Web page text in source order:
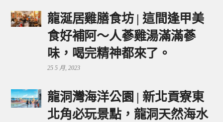
龍涎居雞膳食坊 | 這間逢甲美
食好補阿～人蔘雞湯滿滿蔘
味，喝完精神都來了。
25 5 月, 2023
龍洞灣海洋公園 | 新北貢寮東
北角必玩景點，龍洞天然海水